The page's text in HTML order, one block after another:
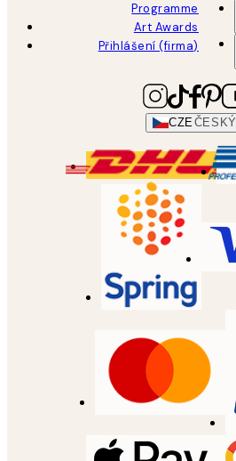
Programme
Art Awards
Přihlášení (firma)
CZEČESKÝ